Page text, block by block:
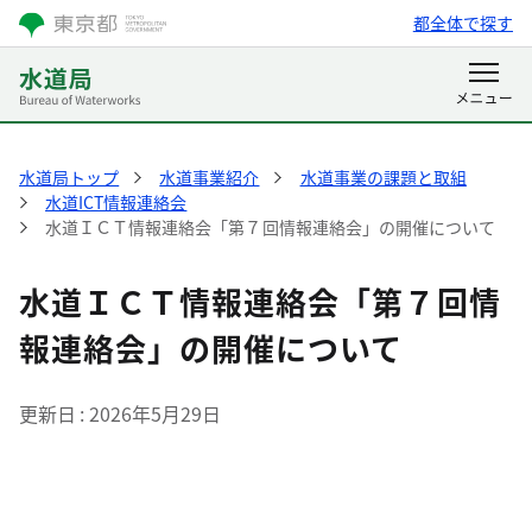
都全体で探す
水道局トップ 水道事業紹介
水道事業の課題と取組
水道ICT情報連絡会
水道ＩＣＴ情報連絡会「第７回情報連絡会」の開催について
水道ＩＣＴ情報連絡会「第７回情
報連絡会」の開催について
更新日 2026年5月29日